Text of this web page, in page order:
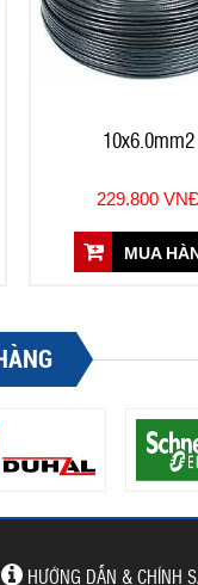
10x6.0mm2
229.800
MUA
HƯỚNG DẪN & CHÍNH